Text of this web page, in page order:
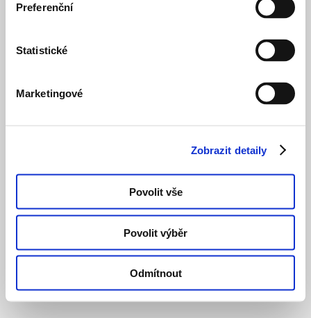
Preferenční
Statistické
Marketingové
Zobrazit detaily
Povolit vše
Povolit výběr
Odmítnout